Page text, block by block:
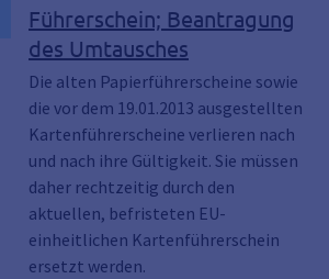
Führerschein umtauschen, EU-
Führerschein, EU-Kartenführerschein,
Fahrlizenz, Führerschein, grauer Lappen,
Kartenführerschein, rosafarbene Lappen,
rosa Papierführerschein
Führerschein; Beantragung
des Umtausches
Die alten Papierführerscheine sowie
die vor dem 19.01.2013 ausgestellten
Kartenführerscheine verlieren nach
und nach ihre Gültigkeit. Sie müssen
daher rechtzeitig durch den
aktuellen, befristeten EU-
einheitlichen Kartenführerschein
ersetzt werden.